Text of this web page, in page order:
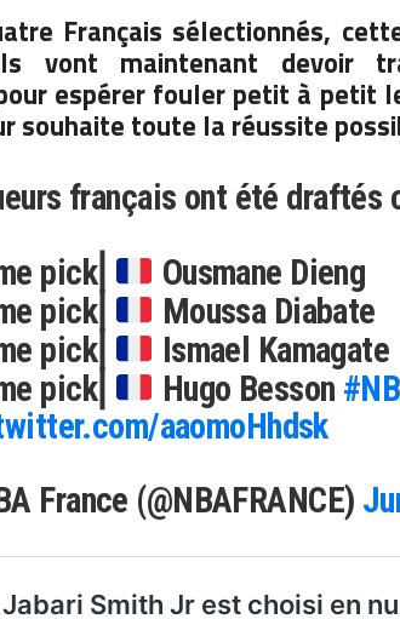
Français sélectionnés,
vont maintenant devoir
espérer fouler petit à petit
souhaite toute la réussite
français ont été draftés
pick⎜
Ousmane Dieng
pick⎜
Moussa Diabate
pick⎜
Ismael Kamagate
pick⎜
Hugo Besson
aaomoHhdsk
France (@NBAFRANCE)